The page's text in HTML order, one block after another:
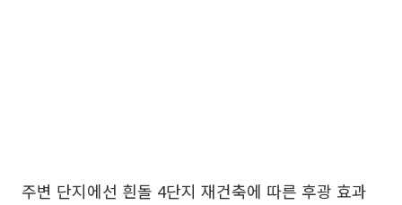
주변 단지에선 흰돌 4단지 재건축에 따른 후광 효과